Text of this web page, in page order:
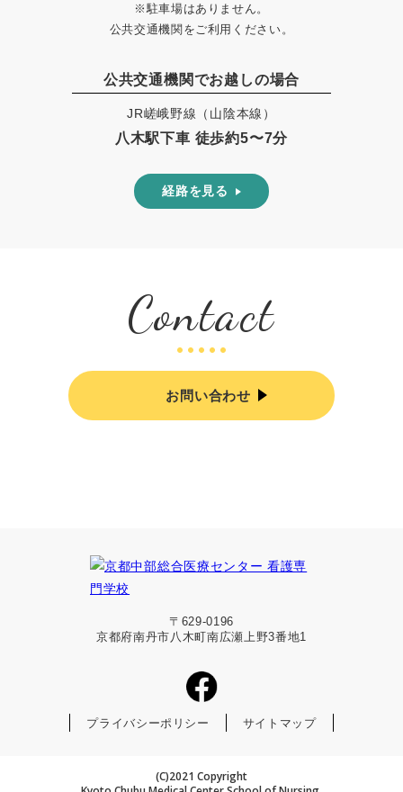
※駐車場はありません。
公共交通機関をご利用ください。
公共交通機関でお越しの場合
JR嵯峨野線（山陰本線）
八木駅下車 徒歩約5〜7分
経路を見る
Contact
お問い合わせ
〒629-0196
京都府南丹市八木町南広瀬上野3番地1
プライバシーポリシー サイトマップ
(C)2021 Copyright